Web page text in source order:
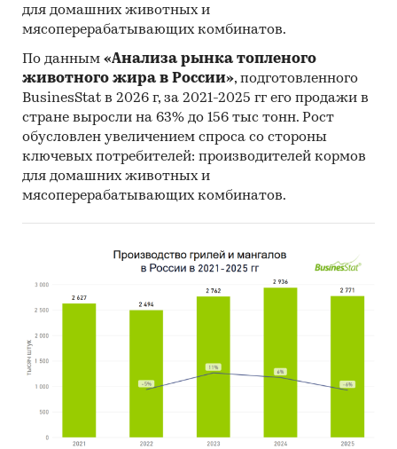
для домашних животных и
мясоперерабатывающих комбинатов.
По данным «Анализа рынка топленого
животного жира в России», подготовленного
BusinesStat в 2026 г, за 2021-2025 гг его продажи в
стране выросли на 63% до 156 тыс тонн. Рост
обусловлен увеличением спроса со стороны
ключевых потребителей: производителей кормов
для домашних животных и
мясоперерабатывающих комбинатов.